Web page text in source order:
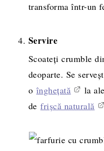
transforma într-un
Servire
Scoateți crumble
deoparte. Se
o înghețată
la
defrișcă naturală